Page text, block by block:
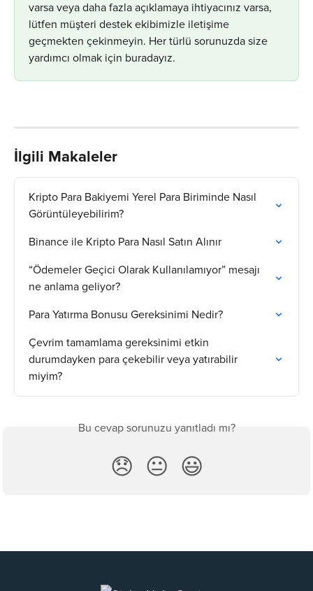
varsa veya daha fazla açıklamaya ihtiyacınız varsa,
lütfen müşteri destek ekibimizle iletişime
geçmekten çekinmeyin. Her türlü sorunuzda size
yardımcı olmak için buradayız.
İlgili Makaleler
Kripto Para Bakiyemi Yerel Para Biriminde Nasıl
Görüntüleyebilirim?
Binance ile Kripto Para Nasıl Satın Alınır
“Ödemeler Geçici Olarak Kullanılamıyor” mesajı
ne anlama geliyor?
Para Yatırma Bonusu Gereksinimi Nedir?
Çevrim tamamlama gereksinimi etkin
durumdayken para çekebilir veya yatırabilir
miyim?
Bu cevap sorunuzu yanıtladı mı?
😞 😐 😃